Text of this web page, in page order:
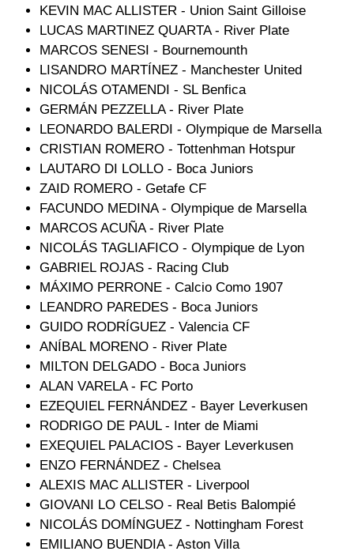
KEVIN MAC ALLISTER - Union Saint Gilloise
LUCAS MARTINEZ QUARTA - River Plate
MARCOS SENESI - Bournemounth
LISANDRO MARTÍNEZ - Manchester United
NICOLÁS OTAMENDI - SL Benfica
GERMÁN PEZZELLA - River Plate
LEONARDO BALERDI - Olympique de Marsella
CRISTIAN ROMERO - Tottenhman Hotspur
LAUTARO DI LOLLO - Boca Juniors
ZAID ROMERO - Getafe CF
FACUNDO MEDINA - Olympique de Marsella
MARCOS ACUÑA - River Plate
NICOLÁS TAGLIAFICO - Olympique de Lyon
GABRIEL ROJAS - Racing Club
MÁXIMO PERRONE - Calcio Como 1907
LEANDRO PAREDES - Boca Juniors
GUIDO RODRÍGUEZ - Valencia CF
ANÍBAL MORENO - River Plate
MILTON DELGADO - Boca Juniors
ALAN VARELA - FC Porto
EZEQUIEL FERNÁNDEZ - Bayer Leverkusen
RODRIGO DE PAUL - Inter de Miami
EXEQUIEL PALACIOS - Bayer Leverkusen
ENZO FERNÁNDEZ - Chelsea
ALEXIS MAC ALLISTER - Liverpool
GIOVANI LO CELSO - Real Betis Balompié
NICOLÁS DOMÍNGUEZ - Nottingham Forest
EMILIANO BUENDIA - Aston Villa